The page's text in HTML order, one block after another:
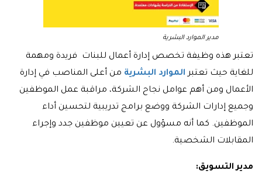
مدير الموارد البشرية
تعتبر هذه وظيفة تخصص إدارة أعمال للبنات فريدة ومهمة
للغاية حيث تعتبر الموارد البشرية من أعلى المناصب في إدارة
الأعمال ومن أهم عوامل نجاح الشركة، مراقبة عمل الموظفين
وجميع إدارات الشركة ووضع برامج تدريبية لتحسين أداء
الموظفين. كما أنه مسؤول عن تعيين موظفين جدد وإجراء
المقابلات الشخصية.
مدير التسويق: